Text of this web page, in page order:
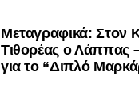
Μεταγραφικά: Στον
Τιθορέας ο Λάππας
για το “Διπλό